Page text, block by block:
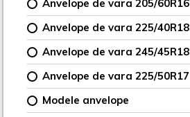
Anvelope de vara 205/60R16
Anvelope de vara 225/40R18
Anvelope de vara 245/45R18
Anvelope de vara 225/50R17
Modele anvelope